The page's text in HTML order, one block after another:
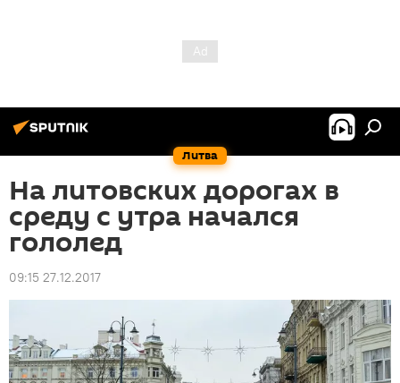
Литва
На литовских дорогах в
среду с утра начался
гололед
09:15 27.12.2017